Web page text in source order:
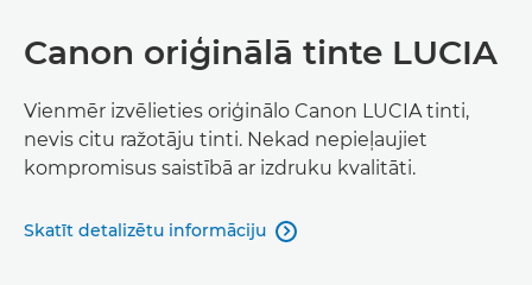
Canon oriģinālā tinte LUCIA
Vienmēr izvēlieties oriģinālo Canon LUCIA tinti,
nevis citu ražotāju tinti. Nekad nepieļaujiet
kompromisus saistībā ar izdruku kvalitāti.
Skatīt detalizētu informāciju 